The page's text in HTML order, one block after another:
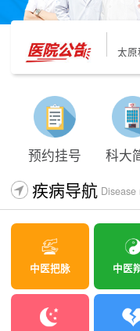
太原
太原
预约挂号 科大
疾病导航 Disease
中医把脉 中医